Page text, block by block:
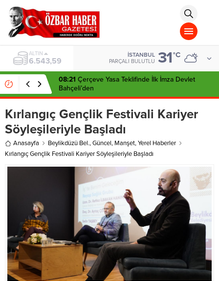
islami
chat
omegla
türk
sohbet
cinsel
sohbet
dini
chat
BIST
13.798,82
İSTANBUL
PARÇALI BULUTLU 31°C
08:21 Çerçeve Yasa Teklifinde İlk İmza Devlet
Bahçeli’den
Kırlangıç Gençlik Festivali Kariyer
Söyleşileriyle Başladı
Anasayfa Beylikdüzü Bel.,Güncel, Manşet,Yerel Haberler
Kırlangıç Gençlik Festivali Kariyer Söyleşileriyle Başladı